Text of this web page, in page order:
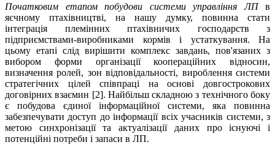
Початковим етапом побудови системи управління ЛПв
яєчному птахівництві, на нашу думку, повинна стати
інтеграція племінних птахівничих господарств з
підприємствами-виробниками кормів і устаткування. На
цьому етапі слід вирішити комплекс завдань, пов'язаних з
вибором форми організації коопераційних відносин,
визначення ролей, зон відповідальності, вироблення системи
стратегічних цілей співпраці на основі довгострокових
договірних взаємин [2]. Найбільш складною з технічного боку
є побудова єдиної інформаційної системи, яка повинна
забезпечувати доступ до інформації всіх учасників системи, з
метою синхронізації та актуалізації даних про існуючі і
потенційні потреби і запаси в ЛП.